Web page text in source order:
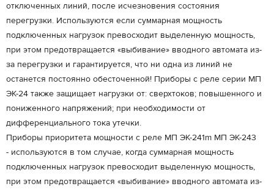
отключенных линий, после исчезновения состояния
перегрузки. Используются если суммарная мощность
подключенных нагрузок превосходит выделенную мощность,
при этом предотвращается «выбивание» вводного автомата из-
за перегрузки и гарантируется, что ни одна из линий не
останется постоянно обесточенной! Приборы с реле серии МП
ЭК-24 также защищает нагрузки от: сверхтоков; повышенного и
пониженного напряжений; при необходимости от
дифференциального тока утечки.
Приборы приоритета мощности с реле МП ЭК-241m МП ЭК-243
- используются в том случае, когда суммарная мощность
подключенных нагрузок превосходит выделенную мощность,
при этом предотвращается «выбивание» вводного автомата из-